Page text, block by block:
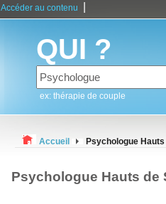
Accéder au contenu
QUI ?
ex: thérapie de couple
Accueil Psychologue
Psychologue Hauts de